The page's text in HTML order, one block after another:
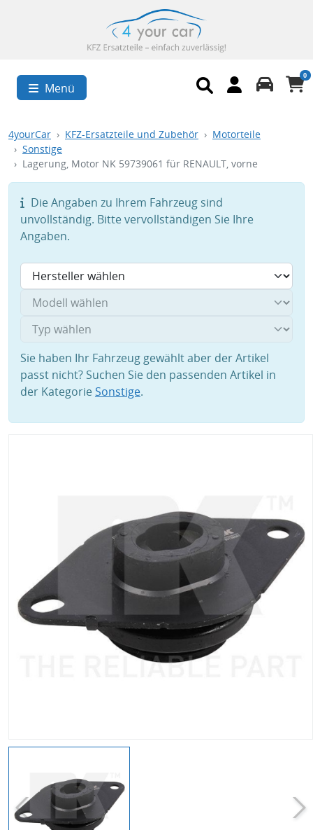
Menü
0
4yourCar KFZ-Ersatzteile und Zubehör
Motorteile
Sonstige
Lagerung, Motor NK 59739061 für RENAULT, vorne
Die Angaben zu Ihrem Fahrzeug sind
unvollständig. Bitte vervollständigen Sie Ihre
Angaben.
Sie haben Ihr Fahrzeug gewählt aber der Artikel
passt nicht? Suchen Sie den passenden Artikel in
der Kategorie Sonstige.